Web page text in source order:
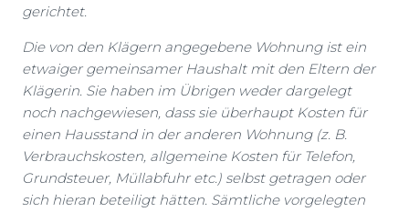
gerichtet.
Die von den Klägern angegebene Wohnung ist ein
etwaiger gemeinsamer Haushalt mit den Eltern der
Klägerin. Sie haben im Übrigen weder dargelegt
noch nachgewiesen, dass sie überhaupt Kosten für
einen Hausstand in der anderen Wohnung (z. B.
Verbrauchskosten, allgemeine Kosten für Telefon,
Grundsteuer, Müllabfuhr etc.) selbst getragen oder
sich hieran beteiligt hätten. Sämtliche vorgelegten